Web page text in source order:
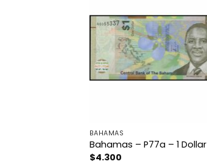
BAHAMAS
Bahamas – P77a – 1 Dollar
$4.300